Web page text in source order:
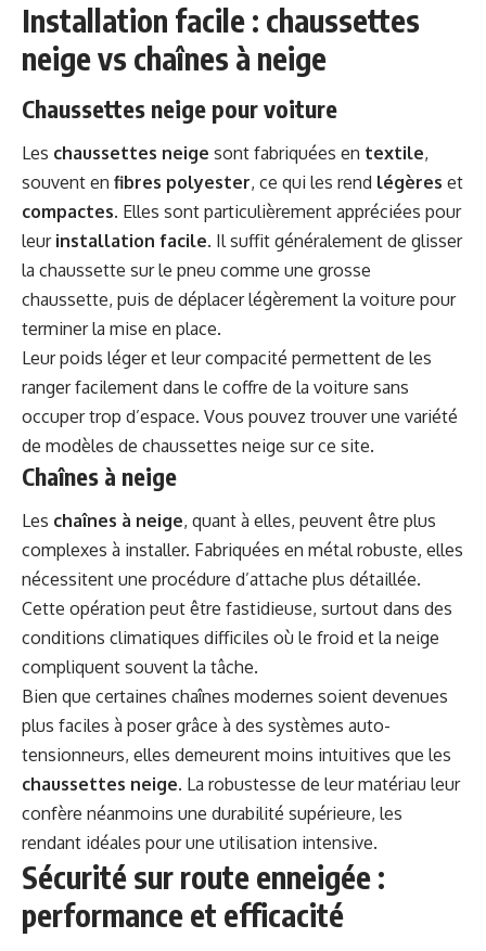
Installation facile : chaussettes
neige vs chaînes à neige
Chaussettes neige pour voiture
Les chaussettes neige sont fabriquées en textile,
souvent en fibres polyester, ce qui les rend légères et
compactes. Elles sont particulièrement appréciées pour
leur installation facile. Il suffit généralement de glisser
la chaussette sur le pneu comme une grosse
chaussette, puis de déplacer légèrement la voiture pour
terminer la mise en place.
Leur poids léger et leur compacité permettent de les
ranger facilement dans le coffre de la voiture sans
occuper trop d’espace. Vous pouvez trouver une variété
de modèles de chaussettes neige sur ce site.
Chaînes à neige
Les chaînes à neige, quant à elles, peuvent être plus
complexes à installer. Fabriquées en métal robuste, elles
nécessitent une procédure d’attache plus détaillée.
Cette opération peut être fastidieuse, surtout dans des
conditions climatiques difficiles où le froid et la neige
compliquent souvent la tâche.
Bien que certaines chaînes modernes soient devenues
plus faciles à poser grâce à des systèmes auto-
tensionneurs, elles demeurent moins intuitives que les
chaussettes neige. La robustesse de leur matériau leur
confère néanmoins une durabilité supérieure, les
rendant idéales pour une utilisation intensive.
Sécurité sur route enneigée :
performance et efficacité